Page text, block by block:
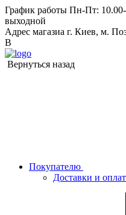
График работы Пн-Пт:
выходной
Адрес магазиа г. Киев, м.
В
Вернуться назад
Покупателю
Доставки и